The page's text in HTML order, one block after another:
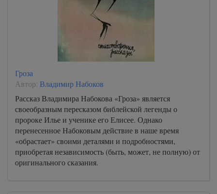
Гроза
Автор: Владимир Набоков
Рассказ Владимира Набокова «Гроза» является
своеобразным пересказом библейской легенды о
пророке Илье и ученике его Елисее. Однако
перенесенное Набоковым действие в наше время
«обрастает» своими деталями и подробностями,
приобретая независимость (быть, может, не полную) от
оригинального сказания.